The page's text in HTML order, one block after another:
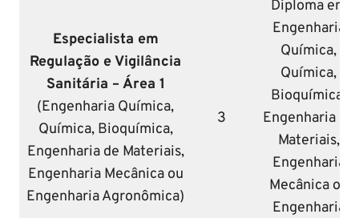
Especialista em
Regulação e Vigilância
Sanitária – Área 1
(Engenharia Química,
Química, Bioquímica,
Engenharia de Materiais,
Engenharia Mecânica ou
Engenharia Agronômica)
3
Diploma em
Engenharia
Química,
Química,
Bioquímica,
Engenharia de
Materiais,
Engenharia
Mecânica ou
Engenharia